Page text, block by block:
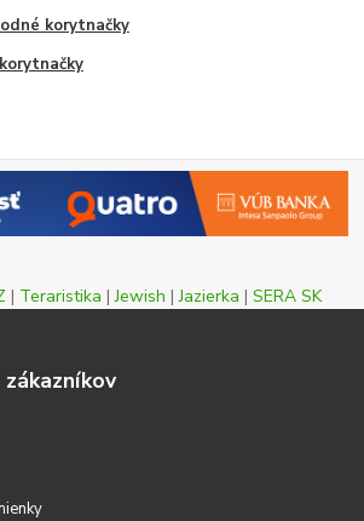
korytnačky
| Teraristika |Jewish |Jazierka | SERA SK